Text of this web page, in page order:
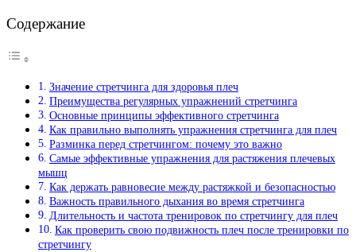
Содержание
Значение стретчинга для здоровья плеч
Преимущества регулярных упражнений стретчинга
Основные принципы эффективного стретчинга
Как правильно выполнять упражнения стретчинга для плеч
Разминка перед стретчингом: почему это важно
Самые эффективные упражнения для растяжения плечевых
мышц
Как держать равновесие между растяжкой и безопасностью
Важность правильного дыхания во время стретчинга
Длительность и частота тренировок по стретчингу для плеч
Как проверить свою подвижность плеч после тренировки по
стретчингу